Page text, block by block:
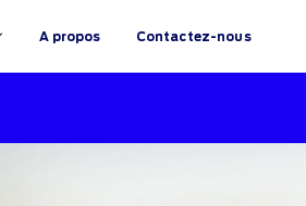
Contactez-nous
A propos